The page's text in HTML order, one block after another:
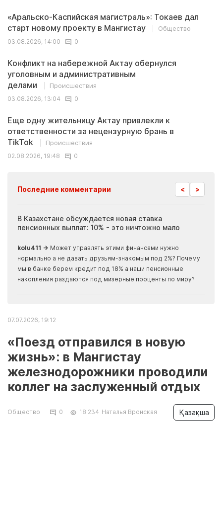
«Аральско-Каспийская магистраль»: Токаев дал
старт новому проекту в Мангистау
Общество
03.08.2026, 14:00
0
Конфликт на набережной Актау обернулся
уголовным и административным
делами
Происшествия
03.08.2026, 13:04
0
Еще одну жительницу Актау привлекли к
ответственности за нецензурную брань в
TikTok
Происшествия
02.08.2026, 19:48
0
Последние комментарии < >
В Казахстане обсуждается новая ставка
пенсионных выплат: 10% - это ничтожно мало
kolu411 → Может управлять этими финансами нужно
нормально а не давать друзьям-знакомым под 2%? Почему
мы в банке берем кредит под 18% а наши пенсионные
накопления раздаются под мизерные проценты по миру?
07.07.2026, 19:12
«Поезд отправился в новую
жизнь»: в Мангистау
железнодорожники проводили
коллег на заслуженный отдых
Общество 0 18 234 Наталья Вронская Қазақша